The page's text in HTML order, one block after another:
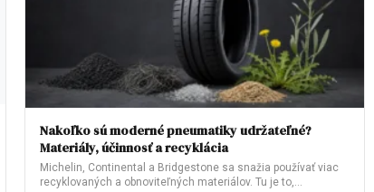
Nakoľko sú moderné pneumatiky udržateľné?
Materiály, účinnosť a recyklácia
Michelin, Continental a Bridgestone sa snažia používať viac
recyklovaných a obnoviteľných materiálov. Tu je to,…